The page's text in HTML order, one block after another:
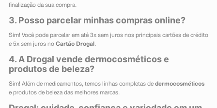
finalização da sua compra.
3. Posso parcelar minhas compras online?
Sim! Você pode parcelar em até 3x sem juros nos principais cartões de crédito
e 5x sem juros no Cartão Drogal .
4. A Drogal vende dermocosméticos e
produtos de beleza?
Sim! Além de medicamentos, temos linhas completas de dermocosméticos
e produtos de beleza das melhores marcas.